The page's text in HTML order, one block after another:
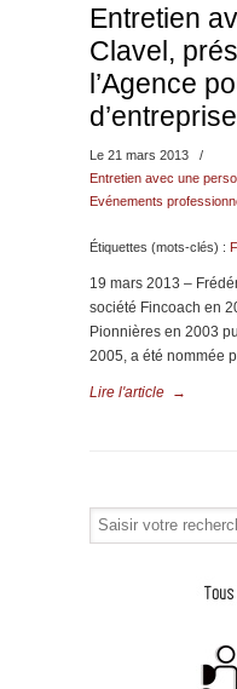
Entretien
Clavel,
l’Agence
Le 21 mars 2013
/
Entretien avec une
Evénements
Étiquettes (mots-clés) :
19 mars 2013 –
société Fincoach en
Pionnières en 2003
2005, a été nommée
Lire l'article →